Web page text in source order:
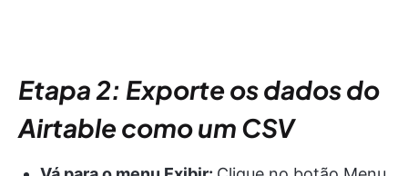
Etapa 2: Exporte os dados do
Airtable como um CSV